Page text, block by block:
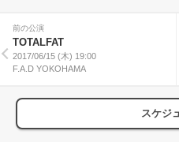
前の公演
TOTALFAT
2017/06/15 (木) 19:00
F.A.D YOKOHAMA
スケジ